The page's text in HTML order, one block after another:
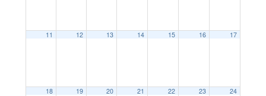
11 12 13 14 15 16 17
18 19 20 21 22 23 24